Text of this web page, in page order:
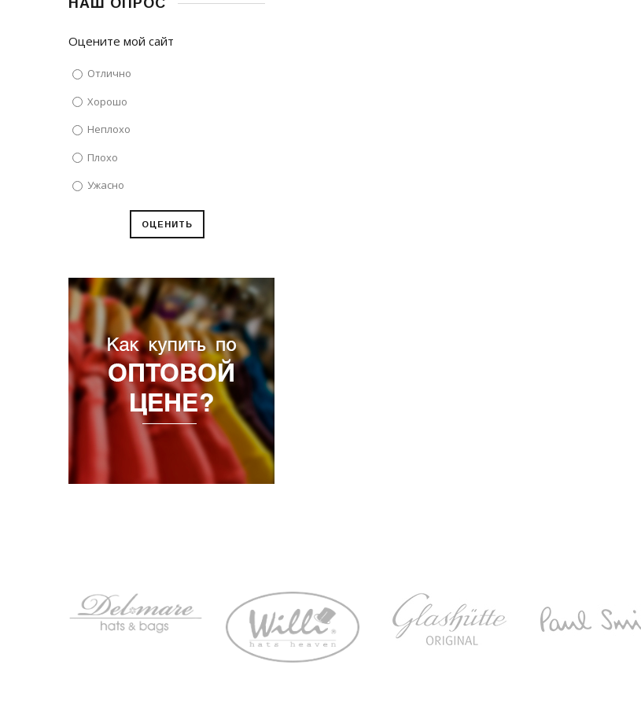
НАШ ОПРОС
Оцените мой сайт
Отлично
Хорошо
Неплохо
Плохо
Ужасно